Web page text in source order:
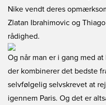
Nike vendt deres
Zlatan Ibrahimovic og
rådighed.
Og når man er i gang med
der kombinerer det bedste
selvfølgelig selvskrevet at
igennem Paris. Og det er